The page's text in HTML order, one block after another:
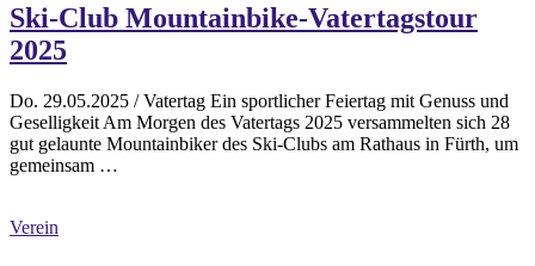
Ski-Club Mountainbike-Vatertagstour
2025
Do. 29.05.2025 / Vatertag Ein sportlicher Feiertag mit Genuss und
Geselligkeit Am Morgen des Vatertags 2025 versammelten sich 28
gut gelaunte Mountainbiker des Ski-Clubs am Rathaus in Fürth, um
gemeinsam …
Verein